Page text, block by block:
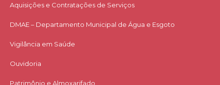
Aquisições e Contratações de Serviços​
DMAE – Departamento Municipal de Água e Esgoto
Vigilância em Saúde
Ouvidoria
Patrimônio e Almoxarifado